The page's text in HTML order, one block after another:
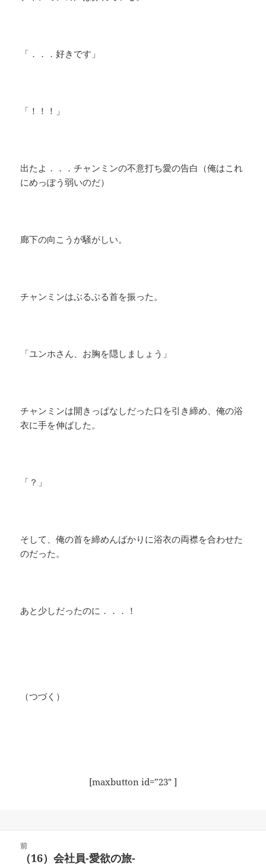
「．．．好きです」
「！！！」
出たよ．．．チャンミンの不意打ち愛の告白（俺はこれ
にめっぽう弱いのだ）
廊下の向こうが騒がしい。
チャンミンはぶるぶる首を振った。
「ユンホさん、お胸を隠しましょう」
チャンミンは開きっぱなしだった口を引き締め、俺の浴
衣に手を伸ばした。
「？」
そして、俺の首を締めんばかりに浴衣の両襟を合わせた
のだった。
あと少しだったのに．．．！
（つづく）
[maxbutton id=”23″ ]
前
前（16）会社員-愛欲の旅-